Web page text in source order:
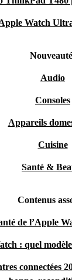
Watch
Audio
Consoles
Appareils
Cuisine
Santé &
Contenus
de l’Apple
: quel
connectées